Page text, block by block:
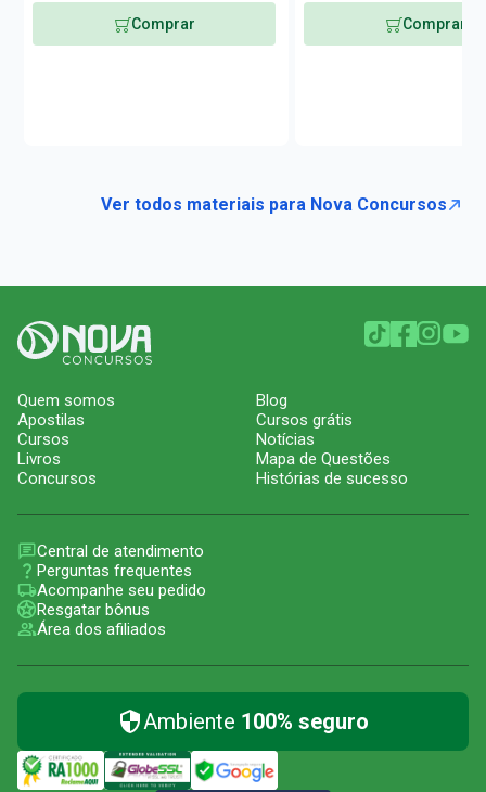
Comprar Comprar
Ver todos materiais para Nova Concursos
Quem somos
Apostilas
Cursos
Livros
Concursos
Blog
Cursos grátis
Notícias
Mapa de Questões
Histórias de sucesso
Central de atendimento
Perguntas frequentes
Acompanhe seu pedido
Resgatar bônus
Área dos afiliados
Ambiente 100% seguro